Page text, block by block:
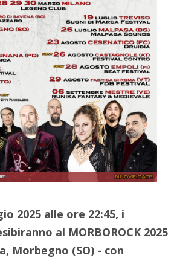
2025 alle ore 22:45, i
al MORBOROCK 2025
Morbegno (SO) - con